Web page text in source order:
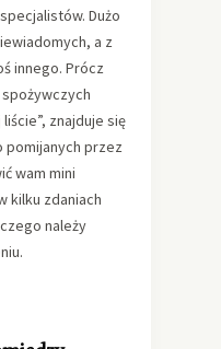
Dużo
a z
innego. Prócz
znajduje się
przez
wam mini
kilku zdaniach
należy